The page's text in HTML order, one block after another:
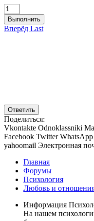
Выполнить
Вперёд Last
Ответить
Поделиться:
Vkontakte Odnoklassniki
Facebook Twitter WhatsApp
yahoomail Электронная
Главная
Форумы
Психология
Любовь и
Информация
На нашем